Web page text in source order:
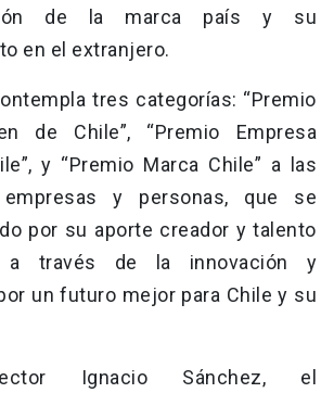
de la marca país y su
en el extranjero.
tres categorías: “Premio
de Chile”, “Premio Empresa
y “Premio Marca Chile” a las
empresas y personas, que se
por su aporte creador y talento
a través de la innovación y
un futuro mejor para Chile y su
Ignacio Sánchez, el